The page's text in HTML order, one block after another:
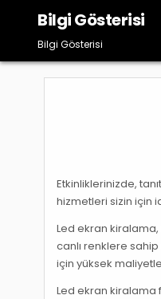
content
Bilgi Gösterisi
Bilgi Gösterisi
Etkinliklerinizde,
hizmetleri sizin için
Led ekran
canlı renklere
için yüksek
Led ekran kiralama